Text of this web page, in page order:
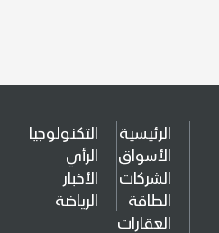
الرئيسية
الأسواق
الشركات
الطاقة
العقارات
التكنولوجيا
الرأي
الأخبار
الرياضة